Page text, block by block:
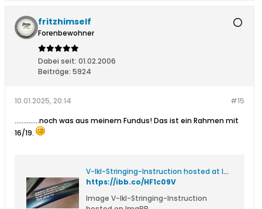
fritzhimself
Forenbewohner
Dabei seit: 01.02.2006
Beiträge: 5924
#15
10.01.2025, 20:14
..............noch was aus meinem Fundus! Das ist ein Rahmen mit
16/19.
V-lkl-Stringing-Instruction hosted at ImgBB
https://ibb.co/HF1c09V
Image V-lkl-Stringing-Instruction